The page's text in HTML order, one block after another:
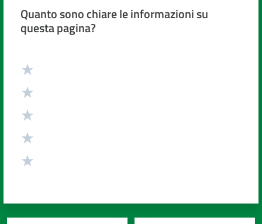
Quanto sono chiare le informazioni su
questa pagina?